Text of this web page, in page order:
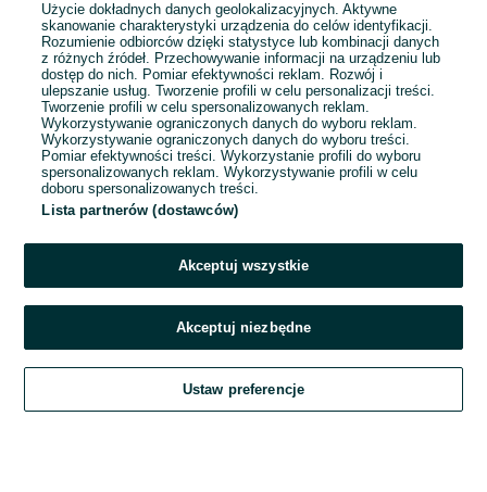
1 2 3 ... 10
Zadzwoń / SMS
Szukaj Obserwujesz Dodaj Czat Konto
Użycie dokładnych danych geolokalizacyjnych. Aktywne
skanowanie charakterystyki urządzenia do celów identyfikacji.
Rozumienie odbiorców dzięki statystyce lub kombinacji danych
z różnych źródeł. Przechowywanie informacji na urządzeniu lub
dostęp do nich. Pomiar efektywności reklam. Rozwój i
ulepszanie usług. Tworzenie profili w celu personalizacji treści.
Tworzenie profili w celu spersonalizowanych reklam.
Wykorzystywanie ograniczonych danych do wyboru reklam.
Wykorzystywanie ograniczonych danych do wyboru treści.
Pomiar efektywności treści. Wykorzystanie profili do wyboru
spersonalizowanych reklam. Wykorzystywanie profili w celu
doboru spersonalizowanych treści.
Lista partnerów (dostawców)
Akceptuj wszystkie
Akceptuj niezbędne
Ustaw preferencje